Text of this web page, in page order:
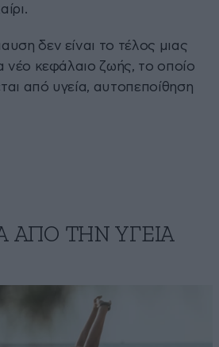
δεν είναι το τέλος μιας
νέο κεφάλαιο ζωής, το οποίο
από υγεία, αυτοπεποίθηση
ΑΠΟ ΤΗΝ ΥΓΕΙΑ